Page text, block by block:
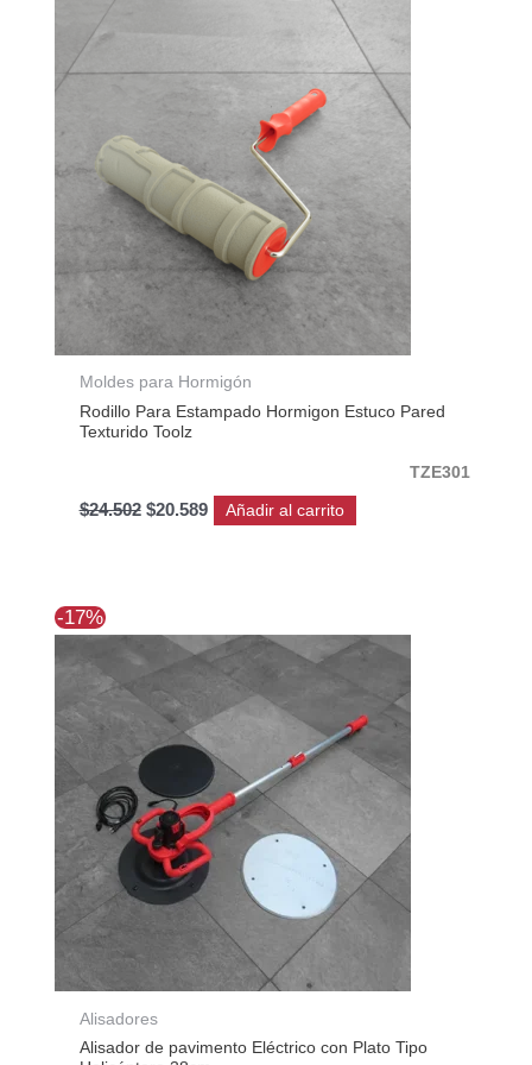
Moldes para Hormigón
Rodillo Para Estampado Hormigon Estuco Pared
Texturido Toolz
TZE301
$24.502 $20.589 Añadir al carrito
-17%
Alisadores
Alisador de pavimento Eléctrico con Plato Tipo
precio
original
$257.397.
precio
actual
es:
$214.375.